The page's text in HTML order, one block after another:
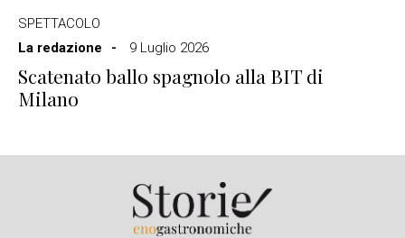
SPETTACOLO
La redazione
9 Luglio 2026
Scatenato ballo spagnolo alla BIT di
Milano